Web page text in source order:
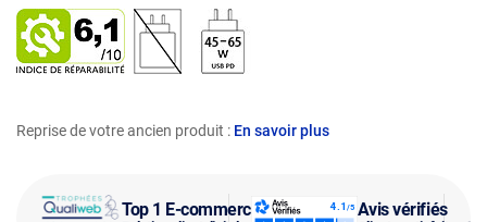
Top 1 E-commerce Avis vérifiés
Reprise de votre ancien produit : En savoir plus